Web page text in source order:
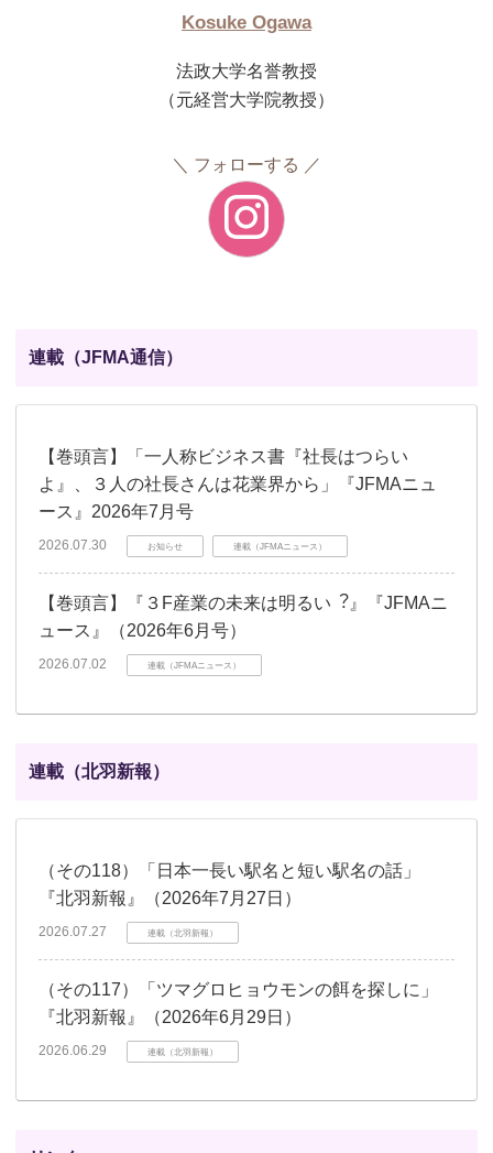
Kosuke Ogawa
法政大学名誉教授
（元経営大学院教授）
フォローする
連載（JFMA通信）
【巻頭言】「一人称ビジネス書『社長はつらい
よ』、３人の社長さんは花業界から」『JFMAニュ
ース』2026年7月号
2026.07.30 お知らせ 連載（JFMAニュース）
【巻頭言】『３F産業の未来は明るい︖』『JFMAニ
ュース』（2026年6月号）
2026.07.02 連載（JFMAニュース）
連載（北羽新報）
（その118）「日本一長い駅名と短い駅名の話」
『北羽新報』（2026年7月27日）
2026.07.27 連載（北羽新報）
（その117）「ツマグロヒョウモンの餌を探しに」
『北羽新報』（2026年6月29日）
2026.06.29 連載（北羽新報）